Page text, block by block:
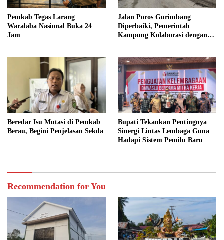
Pemkab Tegas Larang
Waralaba Nasional Buka 24
Jam
Jalan Poros Gurimbang
Diperbaiki, Pemerintah
Kampung Kolaborasi dengan
Beredar Isu Mutasi di Pemkab
Berau, Begini Penjelasan Sekda
Bupati Tekankan Pentingnya
Sinergi Lintas Lembaga Guna
Hadapi Sistem Pemilu Baru
Recommendation for You